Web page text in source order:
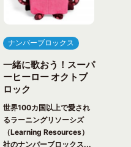
ナンバーブロックス
一緒に歌おう！スーパ
ーヒーロー オクトブ
ロック
世界100カ国以上で愛され
るラーニングリソーシズ
（Learning Resources）
社のナンバーブロックス...